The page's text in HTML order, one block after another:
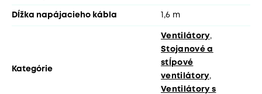
Dĺžka napájacieho kábla 1,6 m
Kategórie
Ventilátory,
Stojanové a
stĺpové
ventilátory,
Ventilátory s